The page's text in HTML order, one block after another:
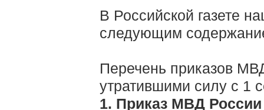
В Российской газете
следующим
Перечень приказов
утратившими силу с 1
1. Приказ МВД России